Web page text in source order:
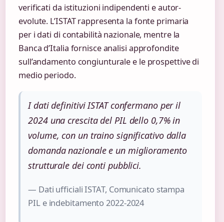
verificati da istituzioni indipendenti e autor-
evolute. L’ISTAT rappresenta la fonte primaria
per i dati di contabilità nazionale, mentre la
Banca d’Italia fornisce analisi approfondite
sull’andamento congiunturale e le prospettive di
medio periodo.
I dati definitivi ISTAT confermano per il
2024 una crescita del PIL dello 0,7% in
volume, con un traino significativo dalla
domanda nazionale e un miglioramento
strutturale dei conti pubblici.
— Dati ufficiali ISTAT, Comunicato stampa
PIL e indebitamento 2022-2024